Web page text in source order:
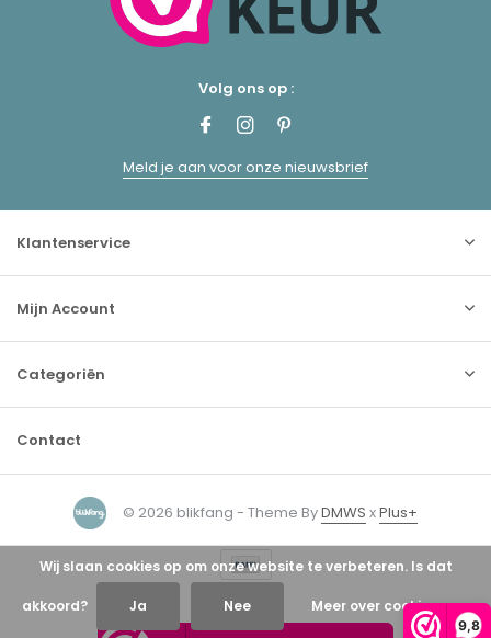
9,8
Volg ons op :
Meld je aan voor onze nieuwsbrief
Klantenservice
Mijn Account
Categoriën
Contact
© 2026 blikfang - Theme ByDMWS xPlus+
Wij slaan cookies op om onze website te verbeteren. Is dat
akkoord? Ja Nee Meer over cookies »